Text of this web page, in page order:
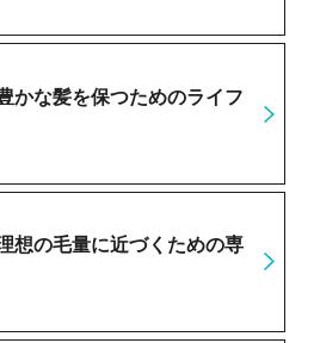
かな髪を保つためのライフ
想の毛量に近づくための専